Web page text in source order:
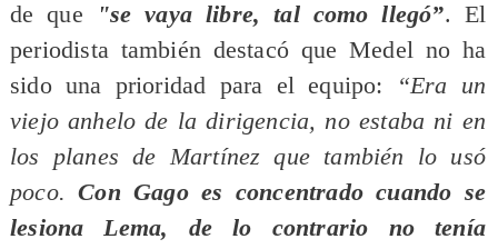
de que "se vaya libre, tal como llegó”. El
periodista también destacó que Medel no ha
sido una prioridad para el equipo:
“Era un
viejo anhelo de la dirigencia, no estaba ni en
los planes de Martínez que también lo usó
poco.Con Gago es concentrado cuando se
lesiona Lema, de lo contrario no tenía